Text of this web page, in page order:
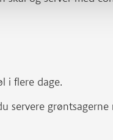
i flere dage.
servere